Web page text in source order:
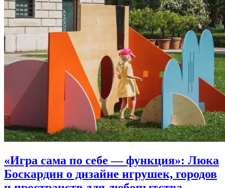
«Игра сама по себе — функция»: Люка
Боскардин о дизайне игрушек, городов